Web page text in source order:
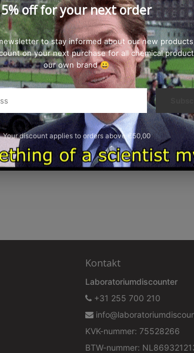
Kontakt
Laboratoriumdiscounter
+31 255 700 210
KVK-nummer: 75528266
BTW-nummer:
5% off for your next order
to stay informed about our new
on your next purchase for all chemical
our own brand 😀
Your discount applies to orders above €50,00